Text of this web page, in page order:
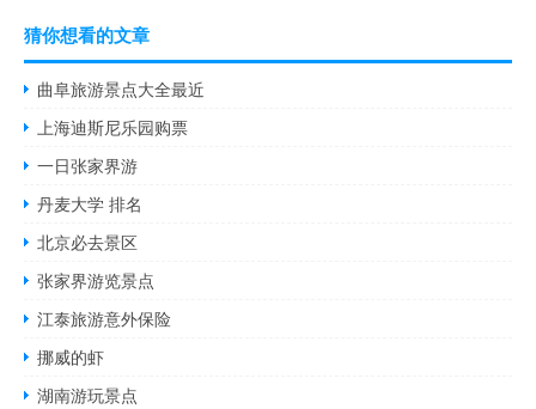
猜你想看的文章
曲阜旅游景点大全最近
上海迪斯尼乐园购票
一日张家界游
丹麦大学 排名
北京必去景区
张家界游览景点
江泰旅游意外保险
挪威的虾
湖南游玩景点